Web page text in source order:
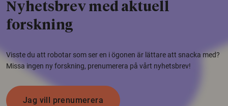
Nyhetsbrev med aktuell
forskning
Visste du att robotar som ser en i ögonen är lättare att snacka med?
Missa ingen ny forskning, prenumerera på vårt nyhetsbrev!
Jag vill prenumerera